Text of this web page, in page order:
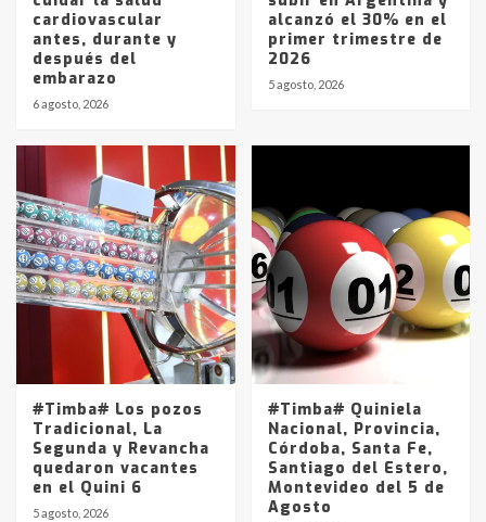
cardiovascular
antes, durante y
después del
embarazo
6 agosto, 2026
alcanzó el 30% en el
primer trimestre de
2026
5 agosto, 2026
#Timba# Los pozos
Tradicional, La
Segunda y Revancha
quedaron vacantes
en el Quini 6
5 agosto, 2026
#Timba# Quiniela
Nacional, Provincia,
Córdoba, Santa Fe,
Santiago del Estero,
Montevideo del 5 de
Agosto